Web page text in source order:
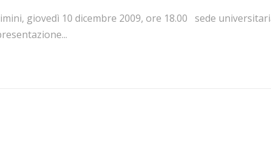
giovedì 10 dicembre 2009, ore 18.00 sede